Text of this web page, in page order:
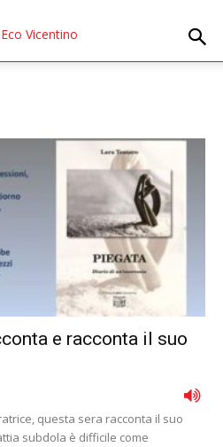
e racconta il suo
questa sera racconta il suo
subdola è difficile come